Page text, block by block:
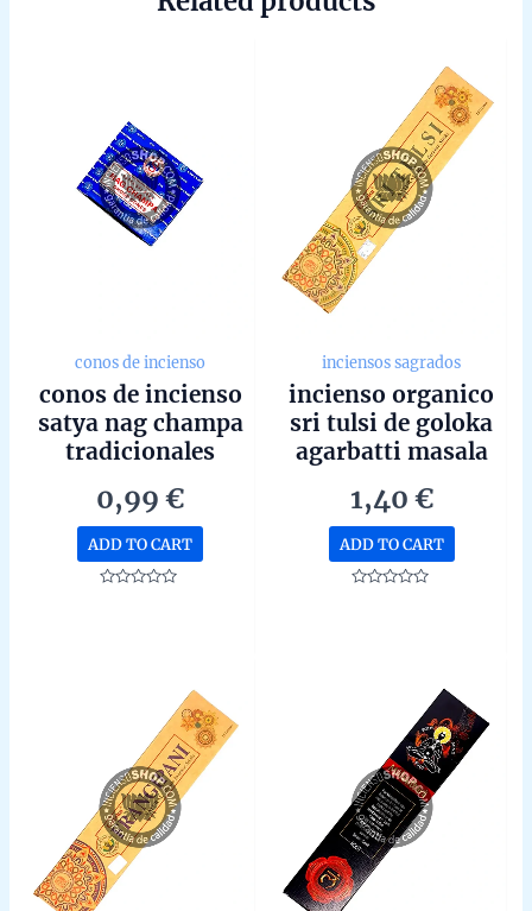
conos de incienso
conos de incienso
satya nag champa
tradicionales
0,99€
ADD TO CART
inciensos sagrados
incienso organico
sri tulsi de goloka
agarbatti masala
bangalore unidad
de 15g
1,40 €
ADD TO CART